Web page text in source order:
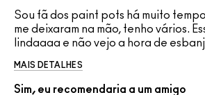
Sou fã dos paint pots há muito
me deixaram na mão, tenho vários.
lindaaaa e não vejo a hora de
MAIS DETALHES
Sim, eu recomendaria a um amigo